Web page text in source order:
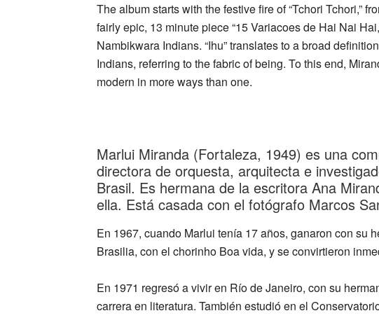
The album starts with the festive fire of “Tchori Tchori,”
fairly epic, 13 minute piece “15 Variacoes de Hai Nai
Nambikwara Indians. “Ihu” translates to a broad
Indians, referring to the fabric of being. To this end,
modern in more ways than one.
Marlui Miranda (Fortaleza, 1949) es una
directora de orquesta, arquitecta e
Brasil. Es hermana de la escritora Ana
ella. Está casada con el fotógrafo Marcos
En 1967, cuando Marlui tenía 17 años, ganaron con su
Brasilia, con el chorinho Boa vida, y se convirtieron
En 1971 regresó a vivir en Río de Janeiro, con su
carrera en literatura. También estudió en el